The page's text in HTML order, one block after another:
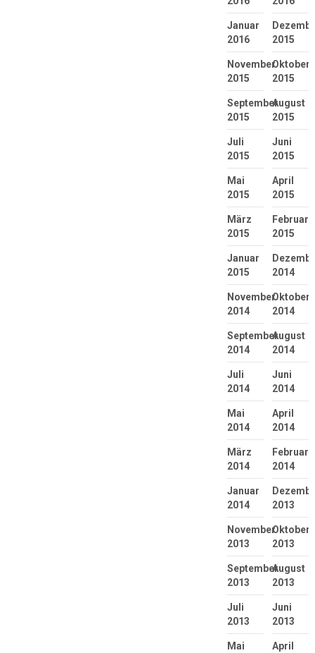
Januar
2016
2015
November
2015
Oktober
2015
September
2015
August
2015
Juli
2015
Juni
2015
Mai
2015
April
2015
März
2015
Februar
2015
Januar
2015
2014
November
2014
Oktober
2014
September
2014
August
2014
Juli
2014
Juni
2014
Mai
2014
April
2014
März
2014
Februar
2014
Januar
2014
2013
November
2013
Oktober
2013
September
2013
August
2013
Juli
2013
Juni
2013
Mai
April